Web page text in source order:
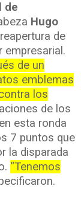
de
Hugo
de
empresarial.
de un
emblemas
los
de los
en esta ronda
7 puntos que
la disparada
“Tenemos